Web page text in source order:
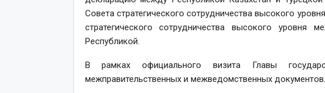
Совета стратегического сотрудничества высокого
стратегического сотрудничества высокого уровня
Республикой.
В рамках официального визита Главы
межправительственных и межведомственных документов.